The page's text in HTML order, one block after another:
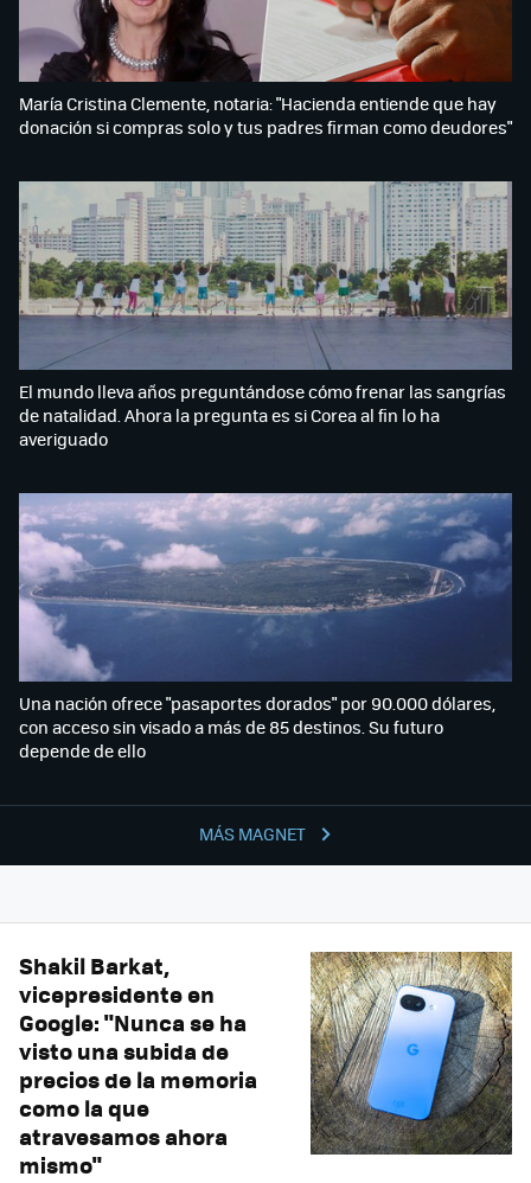
MÁS MAGNET
María Cristina Clemente, notaria: "Hacienda entiende que hay
donación si compras solo y tus padres firman como deudores"
El mundo lleva años preguntándose cómo frenar las sangrías
de natalidad. Ahora la pregunta es si Corea al fin lo ha
averiguado
Una nación ofrece "pasaportes dorados" por 90.000 dólares,
con acceso sin visado a más de 85 destinos. Su futuro
depende de ello
Shakil Barkat,
vicepresidente en
Google: "Nunca se ha
visto una subida de
precios de la memoria
como la que
atravesamos ahora
mismo"